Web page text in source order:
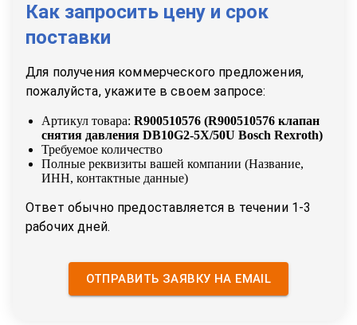
Как запросить цену и срок
поставки
Для получения коммерческого предложения,
пожалуйста, укажите в своем запросе:
Артикул товара: R900510576 (R900510576 клапан
снятия давления DB10G2-5X/50U Bosch Rexroth)
Требуемое количество
Полные реквизиты вашей компании (Название,
ИНН, контактные данные)
Ответ обычно предоставляется в течении 1-3
рабочих дней.
ОТПРАВИТЬ ЗАЯВКУ НА EMAIL